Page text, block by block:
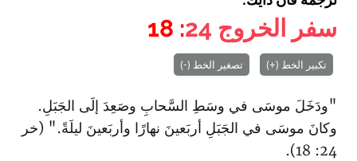
سفر الخروج 24
: 18
تكبير الخط (+) تصغير الخط (-)
"ودَخَلَ موسَى في وسَطِ السَّحابِ وصَعِدَ إلَى الجَبَلِ.
وكانَ موسَى في الجَبَلِ أربَعينَ نهارًا وأربَعينَ ليلَةً." (خر
24: 18).